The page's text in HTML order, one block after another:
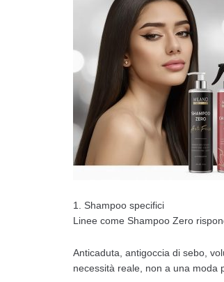
1. Shampoo specifici
Linee come Shampoo Zero
Anticaduta, antigoccia di sebo,
necessità reale, non a una moda